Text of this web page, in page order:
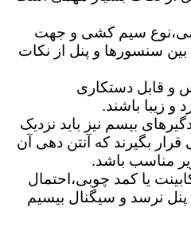
سیم کشی و جهت
سنسورها و پنل از نکات
و قابل دستکاری
و زیبا باشند.
بیسم نیز باید نزدیک
قرار بگیرند که آنتن دهی آن
مناسب باشد.
یا کمد چوبی،احتمال
نرسد و سیگنال بیسیم